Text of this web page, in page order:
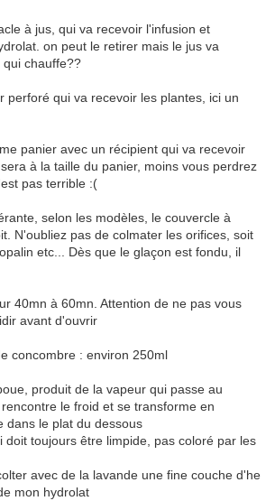
à jus, qui va recevoir l'infusion et
on peut le retirer mais le jus va
chauffe??
perforé qui va recevoir les plantes, ici un
panier avec un récipient qui va recevoir
à la taille du panier, moins vous perdrez
pas terrible :(
selon les modèles, le couvercle à
N'oubliez pas de colmater les orifices, soit
etc... Dès que le glaçon est fondu, il
40mn à 60mn. Attention de ne pas vous
avant d'ouvrir
concombre : environ 250ml
produit de la vapeur qui passe au
le froid et se transforme en
dans le plat du dessous
doit toujours être limpide, pas coloré par les
avec de la lavande une fine couche d'he
mon hydrolat